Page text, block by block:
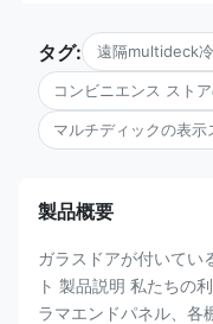
タグ: 遠隔multideck
コンビニエンス スト
マルチディックの表示
製品概要
ガラスドアが付いてい
ト 製品説明 私たちの
ラマエンドパネル、各